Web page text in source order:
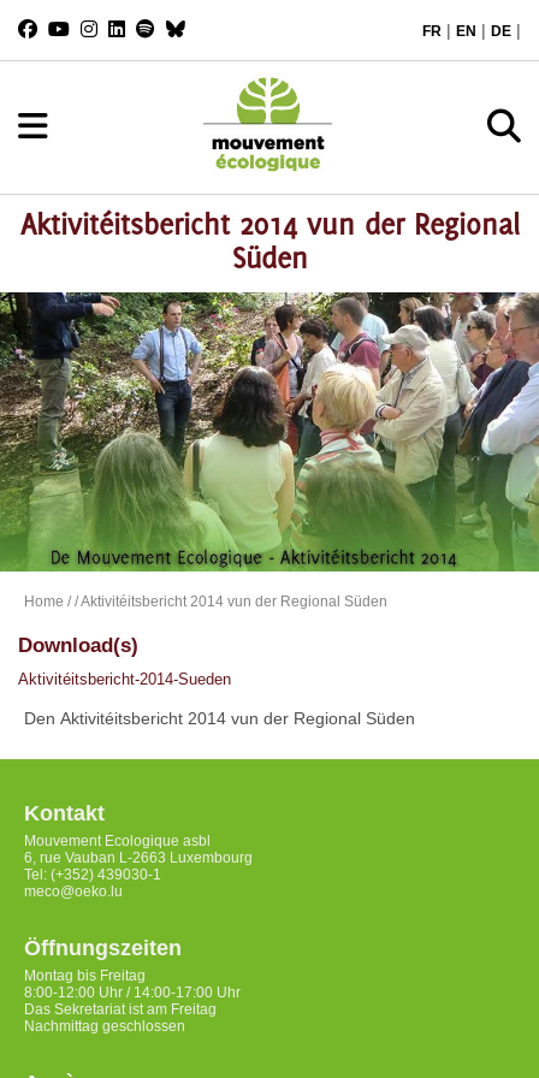
FR | EN | DE |
Aktivitéitsbericht 2014 vun der Regional
Süden
Home // Aktivitéitsbericht 2014 vun der Regional Süden
Download(s)
Aktivitéitsbericht-2014-Sueden
Den Aktivitéitsbericht 2014 vun der Regional Süden
Kontakt
Mouvement Ecologique asbl
6, rue Vauban L-2663 Luxembourg
Tel: (+352) 439030-1
meco@oeko.lu
Öffnungszeiten
Montag bis Freitag
8:00-12:00 Uhr / 14:00-17:00 Uhr
Das Sekretariat ist am Freitag
Nachmittag geschlossen